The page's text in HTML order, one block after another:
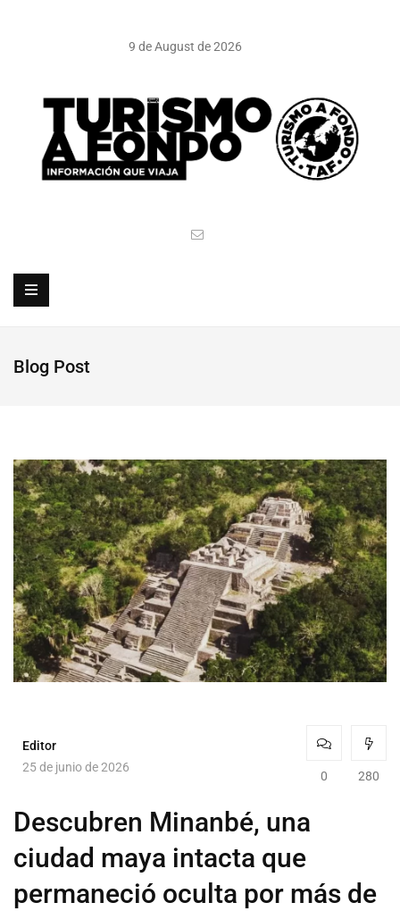
9 de August de 2026
Blog Post
Editor
25 de junio de 2026
0 280
Descubren Minanbé, una
ciudad maya intacta que
permaneció oculta por más de